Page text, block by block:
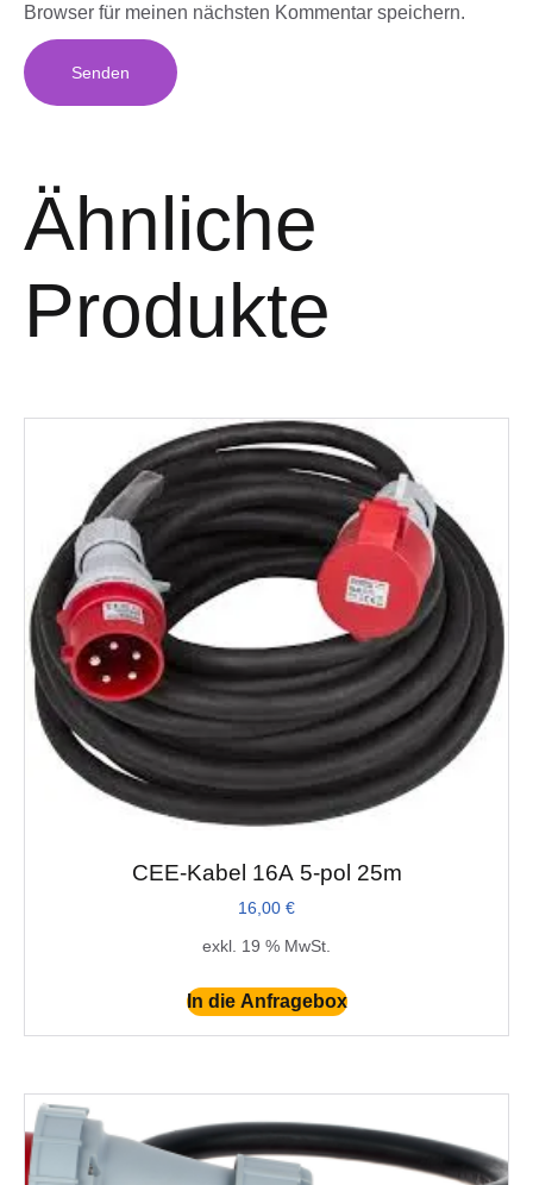
Browser für meinen nächsten Kommentar speichern.
Ähnliche
Produkte
CEE-Kabel 16A 5-pol 25m
16,00 €
exkl. 19 % MwSt.
In die Anfragebox